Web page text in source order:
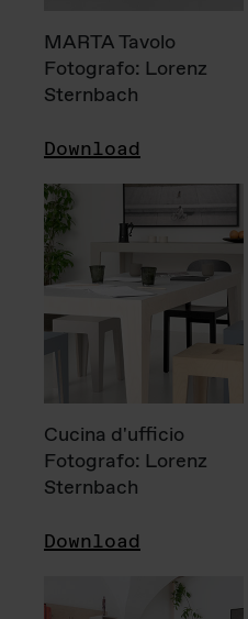
MARTA Tavolo
Fotografo: Lorenz
Sternbach
Download
Cucina d'ufficio
Fotografo: Lorenz
Sternbach
Download